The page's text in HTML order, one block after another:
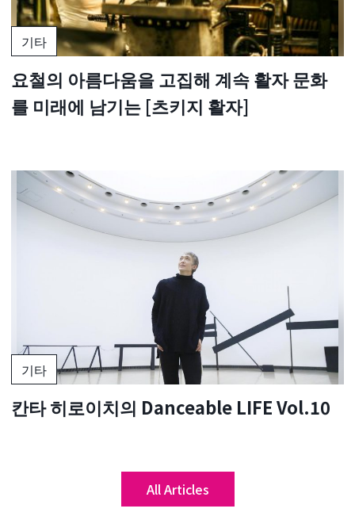
기타
요철의 아름다움을 고집해 계속 활자 문화
를 미래에 남기는 [츠키지 활자]
기타
칸타 히로이치의 Danceable LIFE Vol.10
All Articles